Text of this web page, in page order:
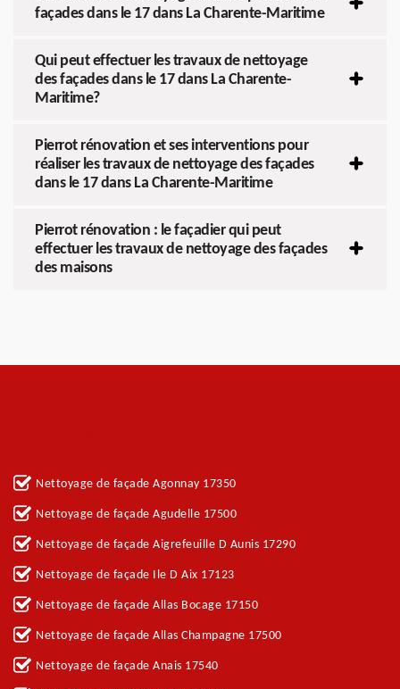
façades dans le 17 dans La Charente-Maritime
Qui peut effectuer les travaux de nettoyage
des façades dans le 17 dans La Charente-
Maritime?
Pierrot rénovation et ses interventions pour
réaliser les travaux de nettoyage des façades
dans le 17 dans La Charente-Maritime
Pierrot rénovation : le façadier qui peut
effectuer les travaux de nettoyage des façades
des maisons
Nettoyage de façade Agonnay 17350
Nettoyage de façade Agudelle 17500
Nettoyage de façade Aigrefeuille D Aunis 17290
Nettoyage de façade Ile D Aix 17123
Nettoyage de façade Allas Bocage 17150
Nettoyage de façade Allas Champagne 17500
Nettoyage de façade Anais 17540